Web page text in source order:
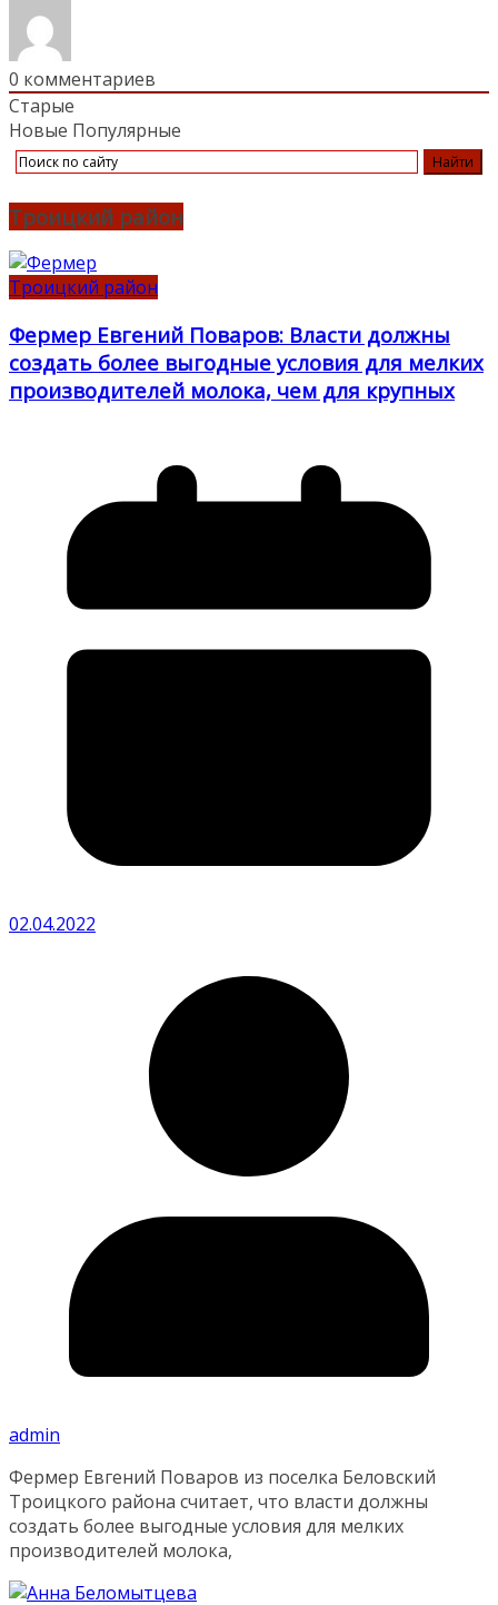
0 комментариев
Старые
Новые Популярные
Троицкий район
Троицкий район
Фермер Евгений Поваров: Власти должны
создать более выгодные условия для мелких
производителей молока, чем для крупных
02.04.2022
admin
Фермер Евгений Поваров из поселка Беловский
Троицкого района считает, что власти должны
создать более выгодные условия для мелких
производителей молока,